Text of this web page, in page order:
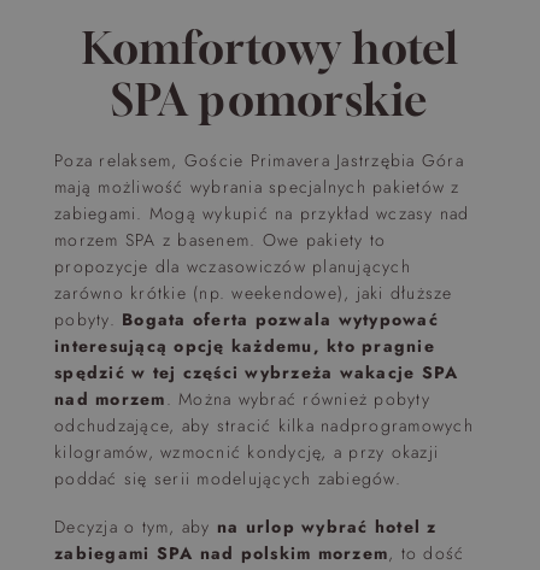
Komfortowy hotel
SPA pomorskie
Poza relaksem, Goście Primavera Jastrzębia Góra
mają możliwość wybrania specjalnych pakietów z
zabiegami. Mogą wykupić na przykład wczasy nad
morzem SPA z basenem. Owe pakiety to
propozycje dla wczasowiczów planujących
zarówno krótkie (np. weekendowe), jaki dłuższe
pobyty. Bogata oferta pozwala wytypować
interesującą opcję każdemu, kto pragnie
spędzić w tej części wybrzeża wakacje SPA
nad morzem. Można wybrać również pobyty
odchudzające, aby stracić kilka nadprogramowych
kilogramów, wzmocnić kondycję, a przy okazji
poddać się serii modelujących zabiegów.
Decyzja o tym, aby na urlop wybrać hotel z
zabiegami SPA nad polskim morzem, to dość